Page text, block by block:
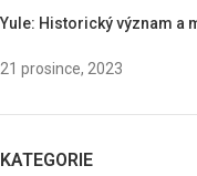
Yule: Historický význam a
21 prosince, 2023
KATEGORIE